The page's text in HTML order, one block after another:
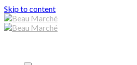
Skip to content